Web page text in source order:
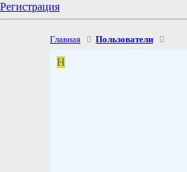
Регистрация
Главная Пользователи
H